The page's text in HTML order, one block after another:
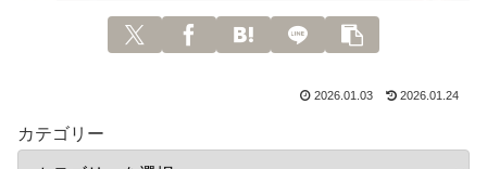
2026.01.03 2026.01.24
カテゴリー